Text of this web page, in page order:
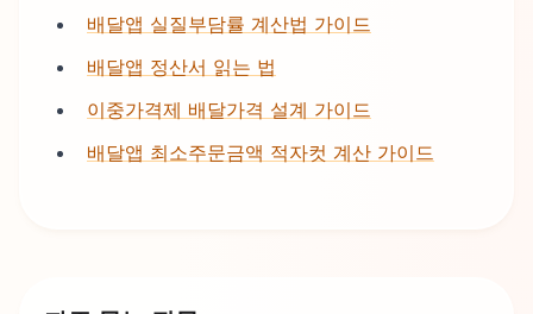
배달앱 실질부담률 계산법 가이드
배달앱 정산서 읽는 법
이중가격제 배달가격 설계 가이드
배달앱 최소주문금액 적자컷 계산 가이드